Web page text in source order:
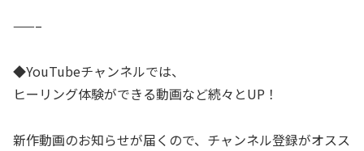
——–
◆YouTubeチャンネルでは、
ヒーリング体験ができる動画など続々とUP！
新作動画のお知らせが届くので、チャンネル登録がオスス